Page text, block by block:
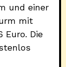
und einer
mit
Die